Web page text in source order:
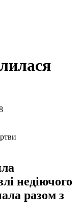
недіючого
разом з